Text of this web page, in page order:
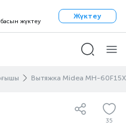
жүктеу
Жүктеу
Вытяжка Midea MH-60F15Х
35